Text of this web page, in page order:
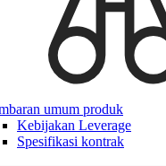
umum produk
Kebijakan Leverage
Spesifikasi kontrak